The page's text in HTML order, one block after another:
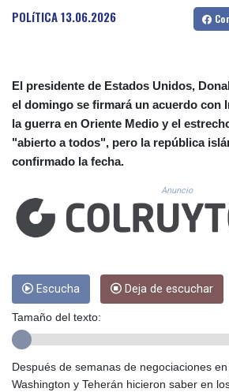
CVE
DOP
DZD
EGP
ERN
FKP
GBP
GEL
GIP
GTQ
GYD
HKD
HNL
POLíTICA13.06.2026
El presidente de Estados Unidos,
el domingo se firmará un acuerdo con
la guerra en Oriente Medio y el
"abierto a todos", pero la república
confirmado la fecha.
Anuncio
Escucha Deja de escuchar
Tamaño del texto:
Después de semanas de negociaciones
Washington y Teherán hicieron saber en